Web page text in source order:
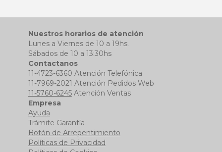
Nuestros horarios de atención
Lunes a Viernes de 10 a 19hs.
Sábados de 10 a 13:30hs
Contactanos
11-4723-6360 Atención Telefónica
11-7969-2021 Atención Pedidos Web
11-5760-6245Atención Ventas
Empresa
Ayuda
Trámite Garantía
Botón de Arrepentimiento
Políticas de Privacidad